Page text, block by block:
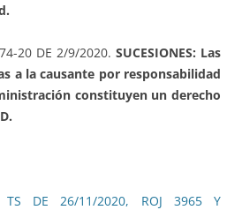
20 DE 2/9/2020. SUCESIONES: Las
a la causante por responsabilidad
constituyen un derecho
TS DE 26/11/2020, ROJ 3965 Y